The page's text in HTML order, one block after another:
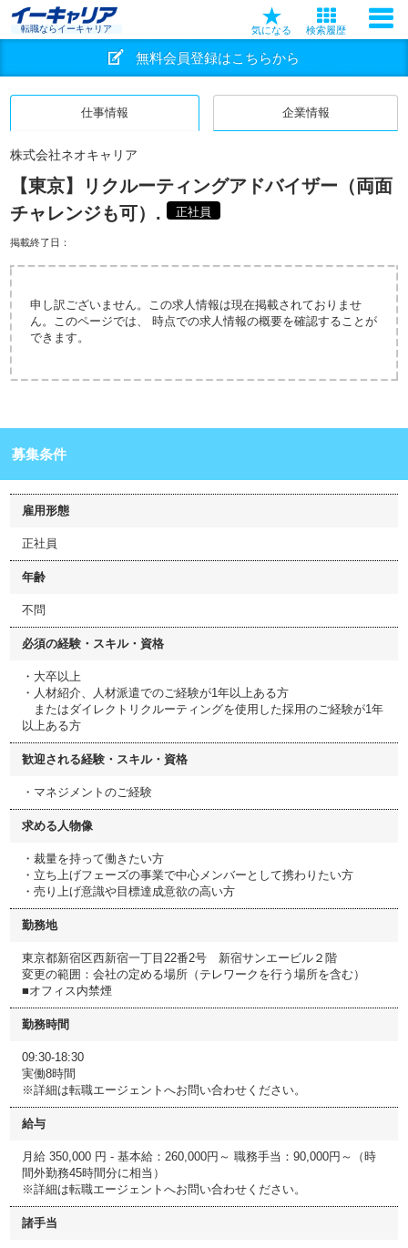
転職ならイーキャリア 気になる 検索履歴
無料会員登録はこちらから
仕事情報 企業情報
株式会社ネオキャリア
【東京】リクルーティングアドバイザー（両面
チャレンジも可）.
正社員
掲載終了日：
申し訳ございません。この求人情報は現在掲載されておりませ
ん。このページでは、 時点での求人情報の概要を確認することが
できます。
募集条件
雇用形態
正社員
年齢
不問
必須の経験・スキル・資格
・大卒以上
・人材紹介、人材派遣でのご経験が1年以上ある方
またはダイレクトリクルーティングを使用した採用のご経験が1年
以上ある方
歓迎される経験・スキル・資格
・マネジメントのご経験
求める人物像
・裁量を持って働きたい方
・立ち上げフェーズの事業で中心メンバーとして携わりたい方
・売り上げ意識や目標達成意欲の高い方
勤務地
東京都新宿区西新宿一丁目22番2号 新宿サンエービル２階
変更の範囲：会社の定める場所（テレワークを行う場所を含む）
■オフィス内禁煙
勤務時間
09:30-18:30
実働8時間
※詳細は転職エージェントへお問い合わせください。
給与
月給 350,000 円 - 基本給：260,000円～ 職務手当：90,000円～（時
間外勤務45時間分に相当）
※詳細は転職エージェントへお問い合わせください。
諸手当